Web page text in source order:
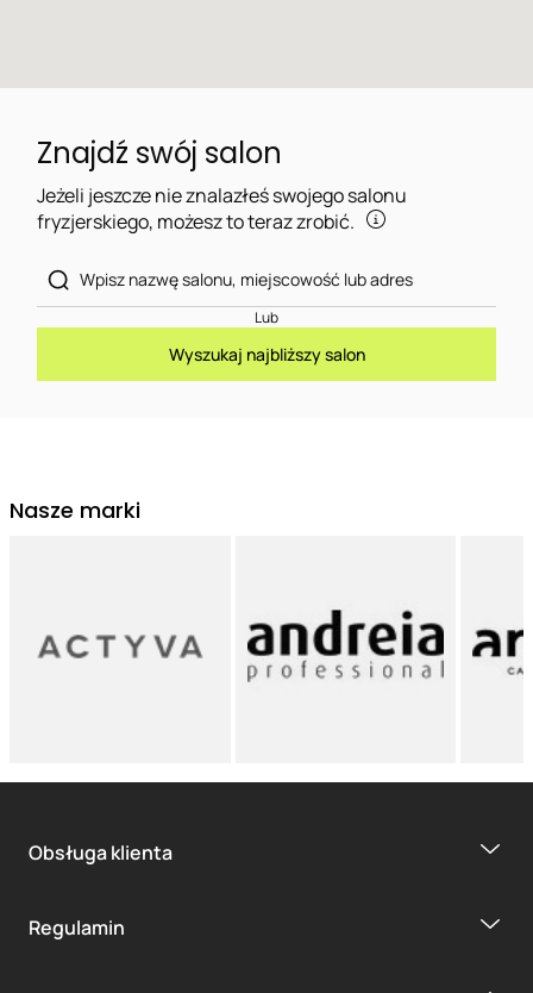
Znajdź swój salon
Jeżeli jeszcze nie znalazłeś swojego salonu
fryzjerskiego, możesz to teraz zrobić.
Lub
Wyszukaj najbliższy salon
Nasze marki
Obsługa klienta
Regulamin